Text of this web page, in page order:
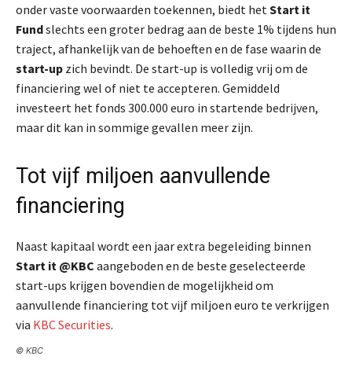
onder vaste voorwaarden toekennen, biedt het Start it
Fundslechts een groter bedrag aan de beste 1% tijdens hun
traject, afhankelijk van de behoeften en de fase waarin de
start-up zich bevindt. De start-up is volledig vrij om de
financiering wel of niet te accepteren. Gemiddeld
investeert het fonds 300.000 euro in startende bedrijven,
maar dit kan in sommige gevallen meer zijn.
Tot vijf miljoen aanvullende
financiering
Naast kapitaal wordt een jaar extra begeleiding binnen
Start it @KBC aangeboden en de beste geselecteerde
start-ups krijgen bovendien de mogelijkheid om
aanvullende financiering tot vijf miljoen euro te verkrijgen
via KBC Securities.
© KBC